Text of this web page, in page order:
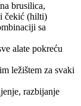
brusilica,
čekić (hilti)
sa
alate pokreću
ležištem za svaki
razbijanje